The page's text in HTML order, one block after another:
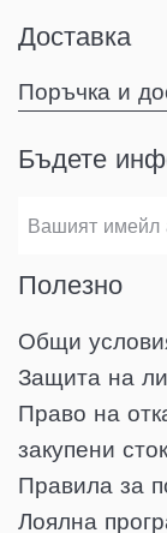
Доставка
Поръчка и
Бъдете
Полезно
Общи
Защита на
Право на
закупени
Правила за
Лоялна